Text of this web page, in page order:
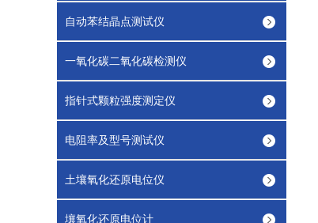
自动苯结晶点测试仪
一氧化碳二氧化碳检测仪
指针式颗粒强度测定仪
电阻率及型号测试仪
土壤氧化还原电位仪
壤氧化还原电位计